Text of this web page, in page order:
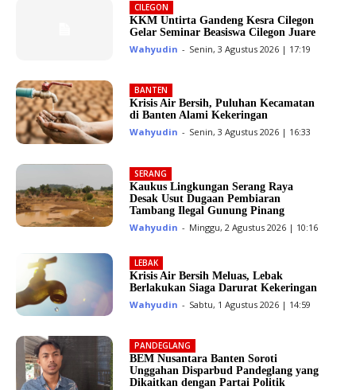
CILEGON
KKM Untirta Gandeng Kesra Cilegon
Gelar Seminar Beasiswa Cilegon Juare
Wahyudin - Senin, 3 Agustus 2026 | 17:19
BANTEN
Krisis Air Bersih, Puluhan Kecamatan
di Banten Alami Kekeringan
Wahyudin - Senin, 3 Agustus 2026 | 16:33
SERANG
Kaukus Lingkungan Serang Raya
Desak Usut Dugaan Pembiaran
Tambang Ilegal Gunung Pinang
Wahyudin - Minggu, 2 Agustus 2026 | 10:16
LEBAK
Krisis Air Bersih Meluas, Lebak
Berlakukan Siaga Darurat Kekeringan
Wahyudin - Sabtu, 1 Agustus 2026 | 14:59
PANDEGLANG
BEM Nusantara Banten Soroti
Unggahan Disparbud Pandeglang yang
Dikaitkan dengan Partai Politik